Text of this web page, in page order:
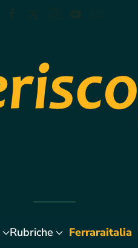
Rubriche Ferraraitalia